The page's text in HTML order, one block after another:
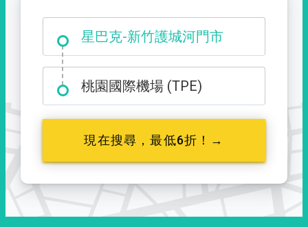
大霸尖山登山口
桃園國際機場 (TPE)
現在搜尋，最低6折！→